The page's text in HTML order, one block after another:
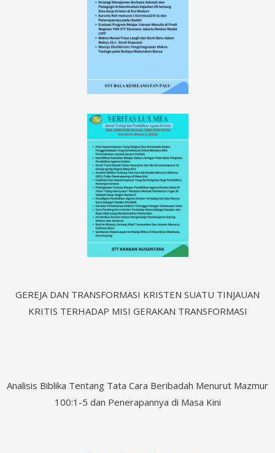
GEREJA DAN TRANSFORMASI KRISTEN SUATU TINJAUAN
KRITIS TERHADAP MISI GERAKAN TRANSFORMASI
Analisis Biblika Tentang Tata Cara Beribadah Menurut Mazmur
100:1-5 dan Penerapannya di Masa Kini